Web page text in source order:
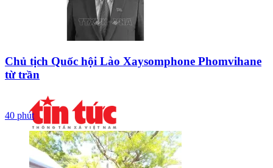
Chủ tịch Quốc hội Lào Xaysomphone Phomvihane
từ trần
40 phút